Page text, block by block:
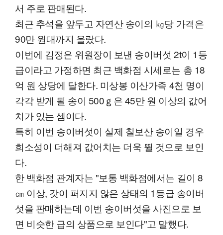
서 주로 판매된다.
최근 추석을 앞두고 자연산 송이의 ㎏당 가격은
90만 원대까지 올랐다.
이번에 김정은 위원장이 보낸 송이버섯 2t이 1등
급이라고 가정하면 최근 백화점 시세로는 총 18
억 원 상당에 달한다. 미상봉 이산가족 4천 명이
각각 받게 될 송이 500ｇ은 45만 원 이상의 값어
치가 있는 셈이다.
특히 이번 송이버섯이 실제 칠보산 송이일 경우
희소성이 더해져 값어치는 더욱 뛸 것으로 보인
다.
한 백화점 관계자는 "보통 백화점에서는 길이 8
㎝ 이상, 갓이 퍼지지 않은 상태의 1등급 송이버
섯을 판매하는데 이번 송이버섯을 사진으로 보
면 비슷한 급의 상품으로 보인다"고 말했다.